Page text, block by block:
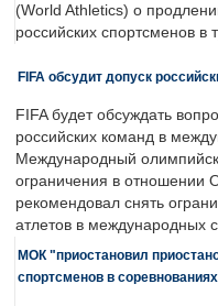
(World Athletics) о
российских спортсменов в
FIFA обсудит допуск
FIFA будет обсуждать
российских команд в
Международный
ограничения в отношении
рекомендовал снять
атлетов в международных
МОК "приостановил
спортсменов в